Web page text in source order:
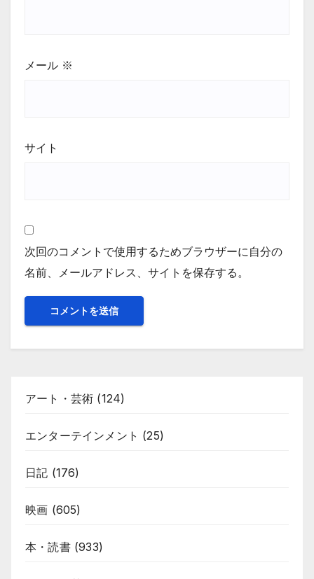
メール ※
サイト
次回のコメントで使用するためブラウザーに自分の
名前、メールアドレス、サイトを保存する。
アート・芸術 (124)
エンターテインメント (25)
日記 (176)
映画 (605)
本・読書(933)